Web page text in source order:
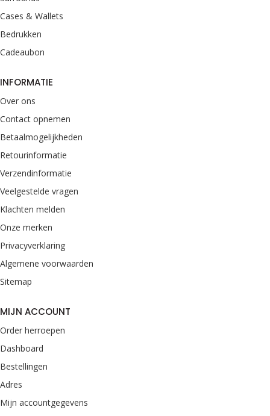
Cases & Wallets
Bedrukken
Cadeaubon
INFORMATIE
Over ons
Contact opnemen
Betaalmogelijkheden
Retourinformatie
Verzendinformatie
Veelgestelde vragen
Klachten melden
Onze merken
Privacyverklaring
Algemene voorwaarden
Sitemap
MIJN ACCOUNT
Order herroepen
Dashboard
Bestellingen
Adres
Mijn accountgegevens